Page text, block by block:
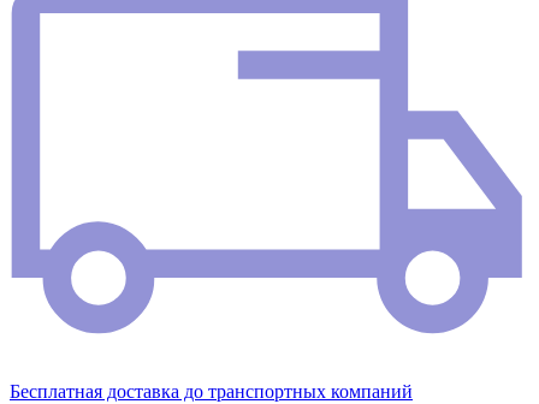
Бесплатная доставка до транспортных компаний